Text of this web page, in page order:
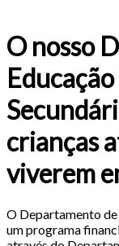
O nosso
crianças
viverem
O Departamento de
um programa